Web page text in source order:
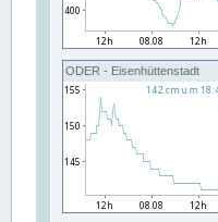
ODER - Eisenhüttenstadt